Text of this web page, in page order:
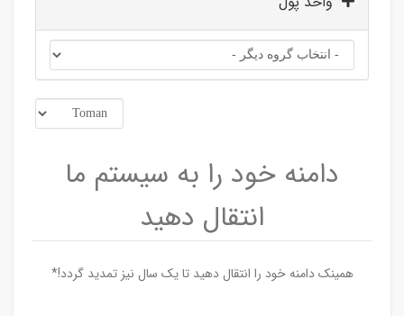
دامنه خود را به سیستم ما
انتقال دهید
همینک دامنه خود را انتقال دهید تا یک سال نیز تمدید گردد!*